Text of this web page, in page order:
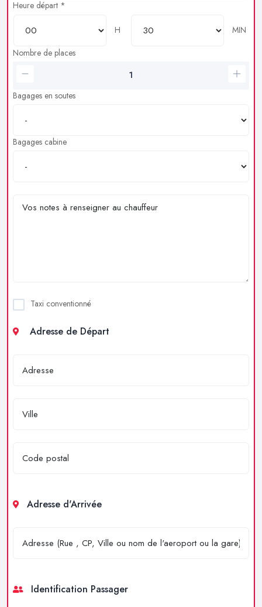
Heure départ *
H
MIN
Nombre de places
Bagages en soutes
Bagages cabine
Taxi conventionné
Adresse de Départ
Adresse d'Arrivée
Identification Passager